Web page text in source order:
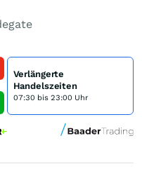
Verlängerte
Handelszeiten
07:30 bis 23:00 Uhr